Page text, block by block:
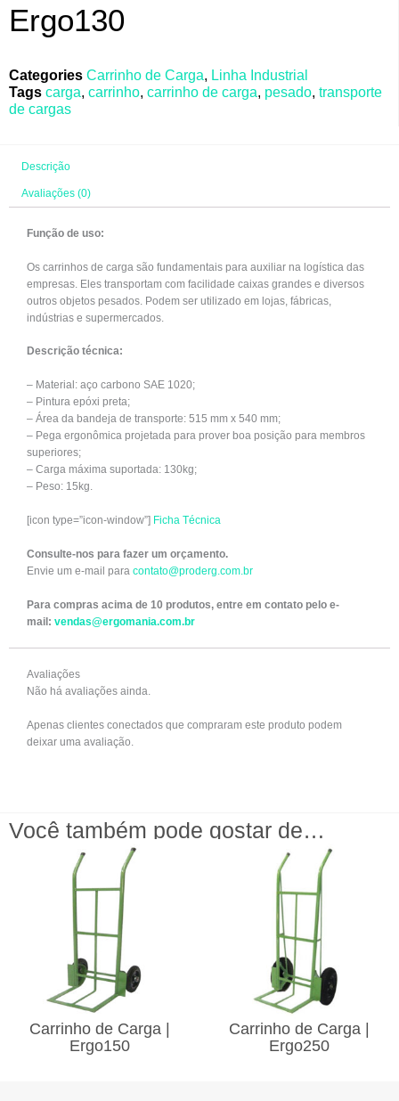
Ergo130
Categories Carrinho de Carga, Linha Industrial
Tags carga, carrinho, carrinho de carga, pesado, transporte
de cargas
Descrição
Avaliações (0)
Função de uso:
Os carrinhos de carga são fundamentais para auxiliar na logística das
empresas. Eles transportam com facilidade caixas grandes e diversos
outros objetos pesados. Podem ser utilizado em lojas, fábricas,
indústrias e supermercados.
Descrição técnica:
– Material: aço carbono SAE 1020;
– Pintura epóxi preta;
– Área da bandeja de transporte: 515 mm x 540 mm;
– Pega ergonômica projetada para prover boa posição para membros
superiores;
– Carga máxima suportada: 130kg;
– Peso: 15kg.
[icon type=”icon-window”] Ficha Técnica
Consulte-nos para fazer um orçamento.
Envie um e-mail para contato@proderg.com.br
Para compras acima de 10 produtos, entre em contato pelo e-
mail: vendas@ergomania.com.br
Avaliações
Não há avaliações ainda.
Apenas clientes conectados que compraram este produto podem
deixar uma avaliação.
Você também pode gostar de…
Carrinho de Carga |
Ergo150
Carrinho de Carga |
Ergo250